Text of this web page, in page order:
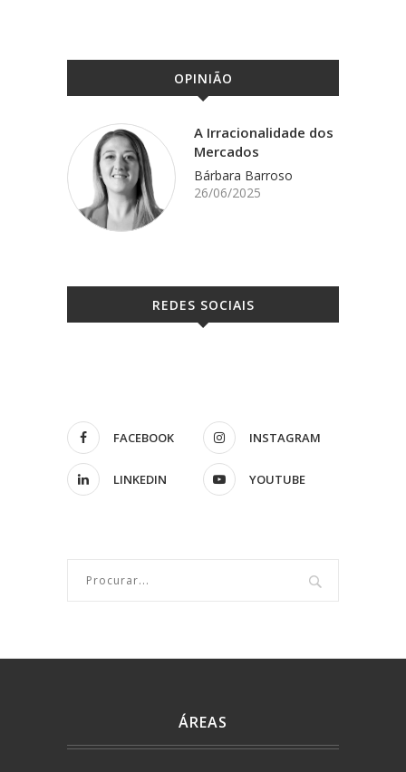
OPINIÃO
A Irracionalidade dos
Mercados
Bárbara Barroso
26/06/2025
REDES SOCIAIS
FACEBOOK INSTAGRAM
LINKEDIN YOUTUBE
ÁREAS